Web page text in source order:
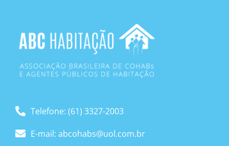
Telefone: (61) 3327-2003
E-mail: abcohabs@uol.com.br